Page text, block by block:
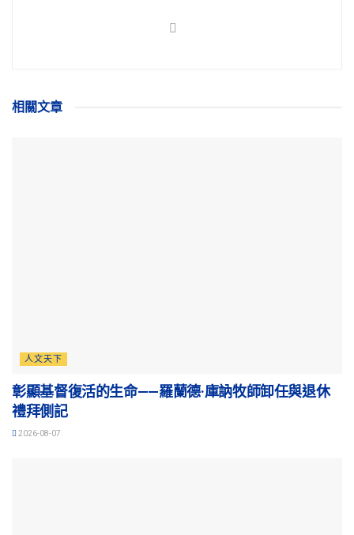
相關文章
人文天下
彰顯基督復活的生命——羅蘭德·庫訥牧師卸任與退休
禮拜側記
2026-08-07